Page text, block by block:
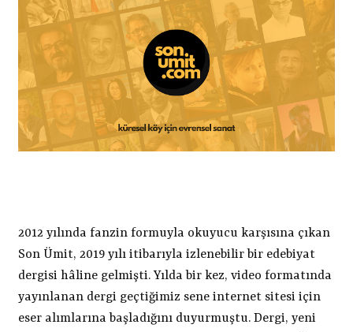
2012 yılında fanzin formuyla okuyucu karşısına çıkan
Son Ümit, 2019 yılı itibarıyla izlenebilir bir edebiyat
dergisi hâline gelmişti. Yılda bir kez, video formatında
yayınlanan dergi geçtiğimiz sene internet sitesi için
eser alımlarına başladığını duyurmuştu. Dergi, yeni